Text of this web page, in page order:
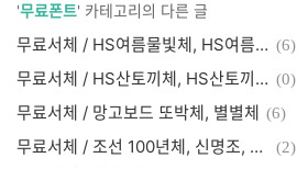
'무료폰트' 카테고리의 다른 글
무료서체 / HS여름물빛체, HS여름물빛체 2.0 (6)
무료서체 / HS산토끼체, HS산토끼체 2.0 (0)
무료서체 / 망고보드 또박체, 별별체 (6)
무료서체 / 조선 100년체, 신명조, 굵은명조, 가는고딕, 굵은고딕, 견고딕, 굴림체, 궁서체, 로고체, 조선일보명조 (2)